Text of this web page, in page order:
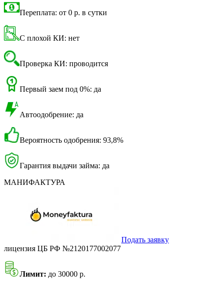
Переплата: от 0 р. в сутки
С плохой КИ: нет
Проверка КИ: проводится
Первый заем под 0%: да
Автоодобрение: да
Вероятность одобрения: 93,8%
Гарантия выдачи займа: да
МАНИФАКТУРА
Подать заявку
лицензия ЦБ РФ №2120177002077
Лимит: до 30000 р.